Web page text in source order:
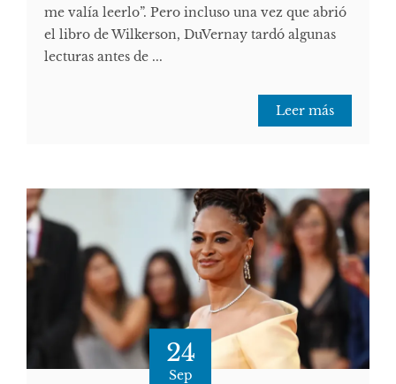
me valía leerlo”. Pero incluso una vez que abrió
el libro de Wilkerson, DuVernay tardó algunas
lecturas antes de ...
Leer más
24
Sep